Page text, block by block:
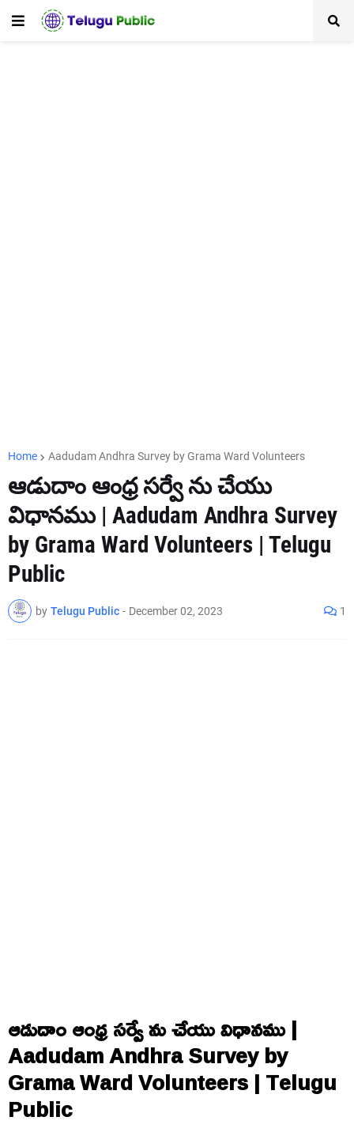
Home Aadudam Andhra Survey by Grama Ward Volunteers
ఆడుదాం ఆంధ్ర సర్వే ను చేయు
విధానము | Aadudam Andhra Survey
by Grama Ward Volunteers | Telugu
Public
by Telugu Public - December 02, 2023 1
ఆడుదాం ఆంధ్ర సర్వే ను చేయు విధానము |
Aadudam Andhra Survey by
Grama Ward Volunteers | Telugu
Public